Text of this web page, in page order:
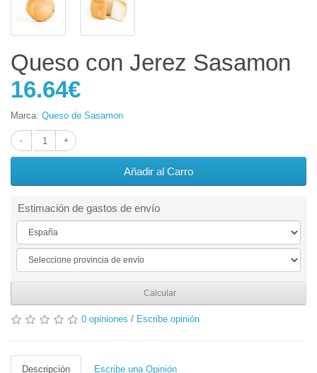
Queso con Jerez Sasamon
16.64€
Marca: Queso de Sasamon
Añadir al Carro
Estimación de gastos de envío
Calcular
0 opiniones / Escribe opinión
Descripción Escribe una Opinión